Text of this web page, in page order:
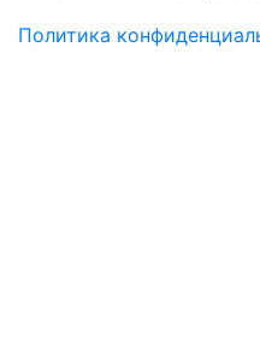
Политика